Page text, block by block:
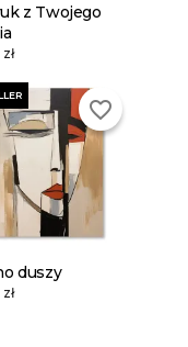
z Twojego
duszy
favorite_border